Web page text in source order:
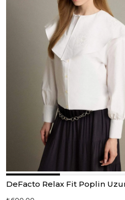
DeFacto Relax Fit Poplin